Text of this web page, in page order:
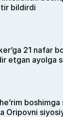
bildirdi
21 nafar
etgan ayolga
Oripovni